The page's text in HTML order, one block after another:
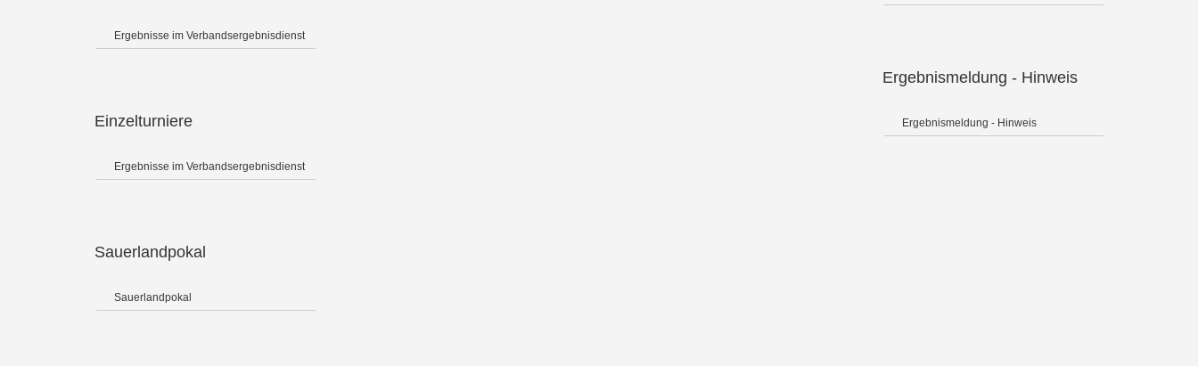
Ergebnisse im Verbandsergebnisdienst
Einzelturniere
Ergebnisse im Verbandsergebnisdienst
Sauerlandpokal
Sauerlandpokal
Ergebnismeldung - Hinweis
Ergebnismeldung - Hinweis